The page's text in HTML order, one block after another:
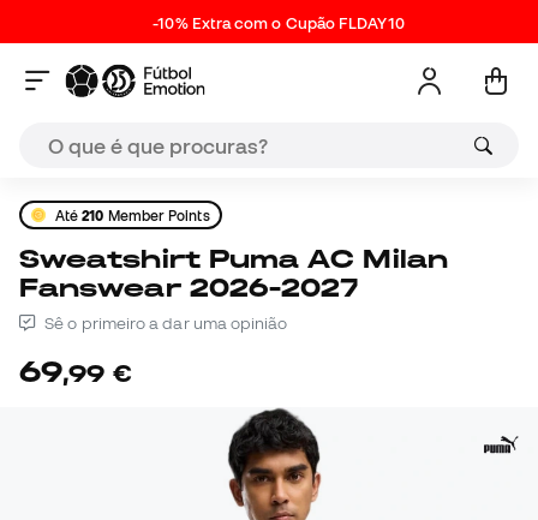
-10% Extra com o Cupão FLDAY10
Até210 Member Points
Sweatshirt Puma AC Milan
Fanswear 2026-2027
Sê o primeiro a dar uma opinião
69,99 €